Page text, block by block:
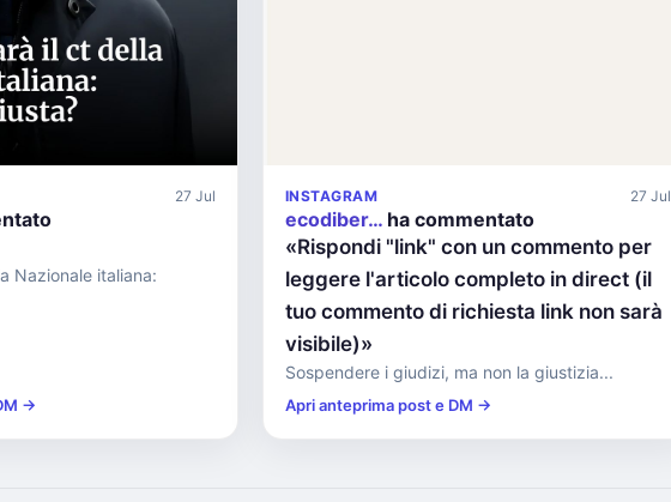
27 Jul
Nazionale italiana:
→
INSTAGRAM 27 Jul
ecodiber… ha commentato
«Rispondi "link" con un commento per
leggere l'articolo completo in direct (il
tuo commento di richiesta link non sarà
visibile)»
Sospendere i giudizi, ma non la giustizia...
Apri anteprima post e DM →